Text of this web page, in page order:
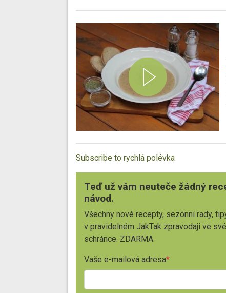
Subscribe to rychlá polévka
Teď už vám neuteče žádný
návod.
Všechny nové recepty, sezónní rady,
v pravidelném JakTak zpravodaji ve
schránce. ZDARMA.
Vaše e-mailová adresa